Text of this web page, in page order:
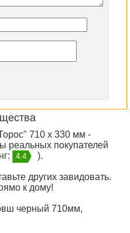
710 х 330 мм -
реальных покупателей
4.4
).
других завидовать.
к дому!
черный 710мм,